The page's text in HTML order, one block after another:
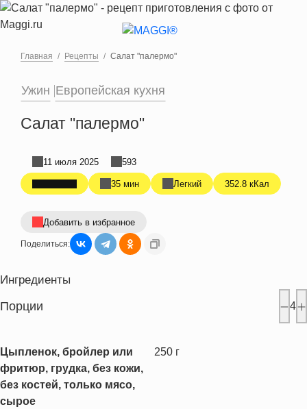
Перейти к основному содержанию
Главная Рецепты Салат "палермо"
Ужин Европейская кухня
Салат "палермо"
35 мин Легкий 352.8 кКал
11 июля 2025 593
Добавить в избранное
Поделиться:
Ингредиенты
Порции 4
Цыпленок, бройлер или
фритюр, грудка, без кожи,
без костей, только мясо,
сырое
250 г